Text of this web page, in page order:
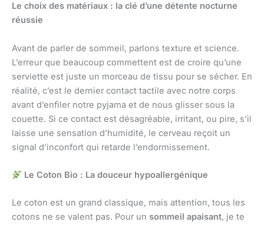
Le choix des matériaux : la clé d’une détente nocturne
réussie
Avant de parler de sommeil, parlons texture et science.
L’erreur que beaucoup commettent est de croire qu’une
serviette est juste un morceau de tissu pour se sécher. En
réalité, c’est le dernier contact tactile avec notre corps
avant d’enfiler notre pyjama et de nous glisser sous la
couette. Si ce contact est désagréable, irritant, ou pire, s’il
laisse une sensation d’humidité, le cerveau reçoit un
signal d’inconfort qui retarde l’endormissement.
Le Coton Bio : La douceur hypoallergénique
Le coton est un grand classique, mais attention, tous les
cotons ne se valent pas. Pour un sommeil apaisant, je te